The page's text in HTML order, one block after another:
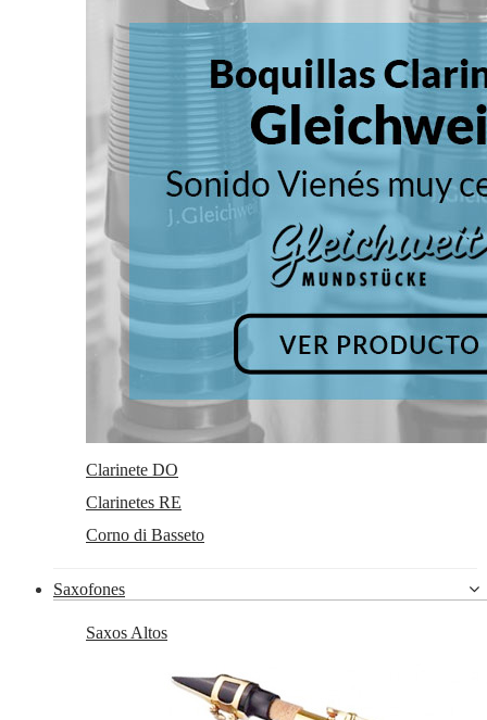
Clarinete DO
Clarinetes RE
Corno di Basseto
Saxofones
Saxos Altos
Dulzainas instrumentos
Accesorios de dulzainas
Accesorios
Accesorios Atriles De Pie
Afinadores y Metrónomos
Afinadores
Atriles De Pie
Ejercitadores de Mano
Metronomos
Novedades
Servicios
Taller de reparaciones
Reacondicionados (2
mano)
Outlet
Atención al cliente
Trabaja con nosotros
Condiciones generales de contratación
Política de privacidad
Política de cookies
Consentimiento envío publicidad